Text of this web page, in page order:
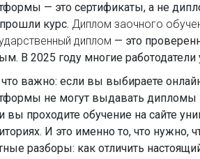
— это сертификаты, а не
курс. Диплом заочного
диплом — это
В 2025 году многие
что важно: если вы выбираете
не могут выдавать дипломы
вы проходите обучение на сайте
И это именно то, что
разборы: как отличить